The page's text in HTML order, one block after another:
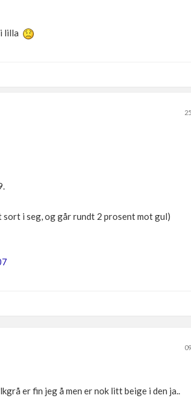
lilla
i seg, og går rundt 2 prosent mot gul)
er fin jeg å men er nok litt beige i den ja..